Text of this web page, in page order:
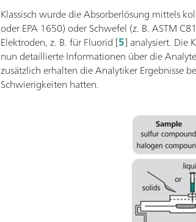
Klassisch wurde die Absorberlösung mittels
oder EPA 1650) oder Schwefel (z. B. ASTM
Elektroden, z. B. für Fluorid [5] analysiert. Die
nun detaillierte Informationen über die
zusätzlich erhalten die Analytiker Ergebnisse
Schwierigkeiten hatten.